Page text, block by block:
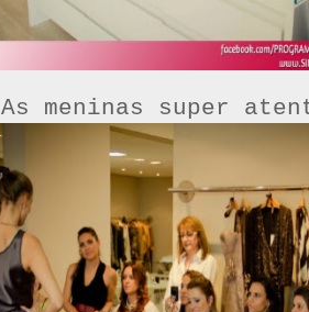
As meninas super